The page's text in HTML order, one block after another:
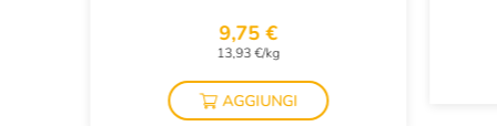
9,75 €
13,93 €/kg
AGGIUNGI